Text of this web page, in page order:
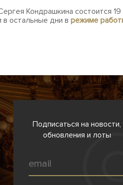
Кондрашкина состоится 19
остальные дни в режиме
Подписаться на новости,
обновления и лоты